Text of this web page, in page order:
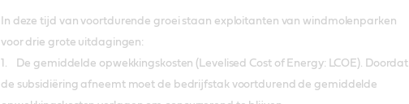
In deze tijd van voortdurende groei staan exploitanten van windmolenparken
voor drie grote uitdagingen:
1. De gemiddelde opwekkingskosten (Levelised Cost of Energy: LCOE). Doordat
de subsidiëring afneemt moet de bedrijfstak voortdurend de gemiddelde